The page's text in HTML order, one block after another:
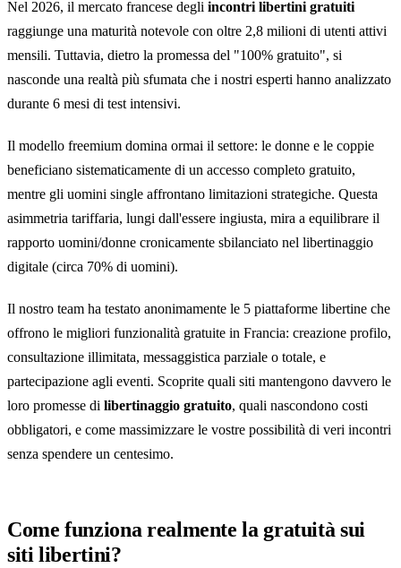
Nel 2026, il mercato francese degli incontri libertini gratuiti
raggiunge una maturità notevole con oltre 2,8 milioni di utenti attivi
mensili. Tuttavia, dietro la promessa del "100% gratuito", si
nasconde una realtà più sfumata che i nostri esperti hanno analizzato
durante 6 mesi di test intensivi.
Il modello freemium domina ormai il settore: le donne e le coppie
beneficiano sistematicamente di un accesso completo gratuito,
mentre gli uomini single affrontano limitazioni strategiche. Questa
asimmetria tariffaria, lungi dall'essere ingiusta, mira a equilibrare il
rapporto uomini/donne cronicamente sbilanciato nel libertinaggio
digitale (circa 70% di uomini).
Il nostro team ha testato anonimamente le 5 piattaforme libertine che
offrono le migliori funzionalità gratuite in Francia: creazione profilo,
consultazione illimitata, messaggistica parziale o totale, e
partecipazione agli eventi. Scoprite quali siti mantengono davvero le
loro promesse di libertinaggio gratuito, quali nascondono costi
obbligatori, e come massimizzare le vostre possibilità di veri incontri
senza spendere un centesimo.
Come funziona realmente la gratuità sui
siti libertini?